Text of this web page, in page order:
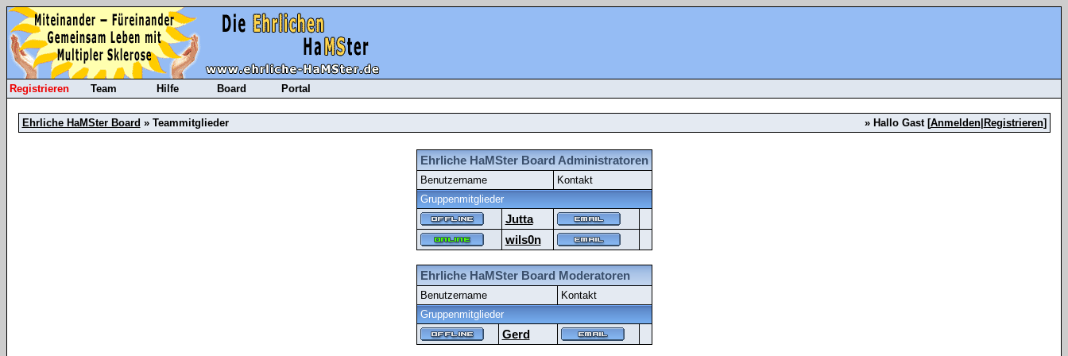
Registrieren Team Hilfe Board Portal
Ehrliche HaMSter Board » Teammitglieder » Hallo Gast [Anmelden| Registrieren]
Ehrliche HaMSter Board Administratoren
Benutzername
Kontakt
Gruppenmitglieder
Jutta
wils0n
Ehrliche HaMSter Board Moderatoren
Benutzername
Kontakt
Gruppenmitglieder
Gerd